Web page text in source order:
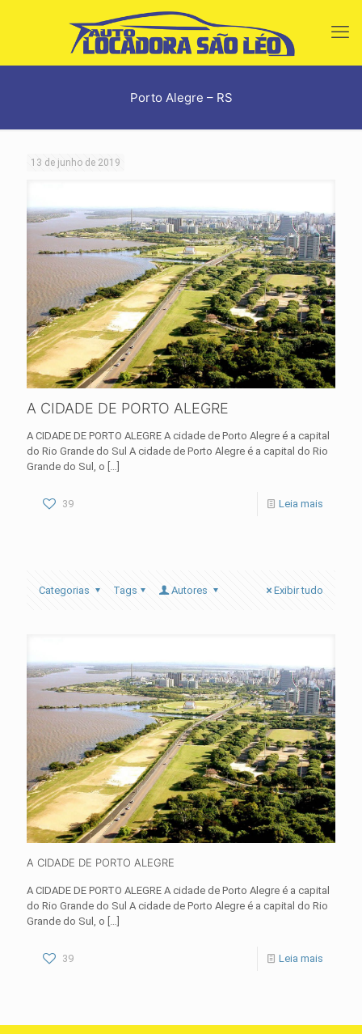
Porto Alegre – RS
13 de junho de 2019
A CIDADE DE PORTO ALEGRE
A CIDADE DE PORTO ALEGRE A cidade de Porto Alegre é a capital
do Rio Grande do Sul A cidade de Porto Alegre é a capital do Rio
Grande do Sul, o
39 Leia mais
Categorias Tags Autores Exibir tudo
A CIDADE DE PORTO ALEGRE
A CIDADE DE PORTO ALEGRE A cidade de Porto Alegre é a capital
do Rio Grande do Sul A cidade de Porto Alegre é a capital do Rio
Grande do Sul, o […]
39 Leia mais